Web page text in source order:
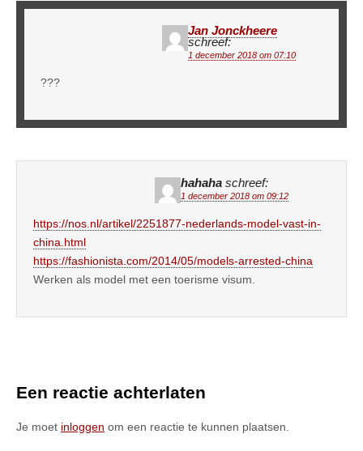
Jan Jonckheere
schreef:
1 december 2018 om 07:10
???
hahaha schreef:
1 december 2018 om 09:12
https://nos.nl/artikel/2251877-nederlands-model-vast-in-
china.html
https://fashionista.com/2014/05/models-arrested-china
Werken als model met een toerisme visum.
Een reactie achterlaten
Je moet inloggen om een reactie te kunnen plaatsen.